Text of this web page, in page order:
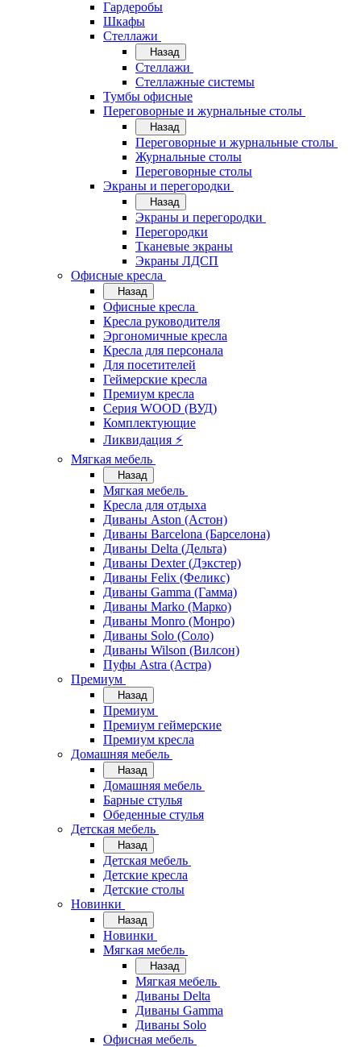
Гардеробы
Шкафы
Стеллажи
Назад
Стеллажи
Стеллажные системы
Тумбы офисные
Переговорные и журнальные столы
Назад
Переговорные и журнальные столы
Журнальные столы
Переговорные столы
Экраны и перегородки
Назад
Экраны и перегородки
Перегородки
Тканевые экраны
Экраны ЛДСП
Офисные кресла
Назад
Офисные кресла
Кресла руководителя
Эргономичные кресла
Кресла для персонала
Для посетителей
Геймерские кресла
Премиум кресла
Серия WOOD (ВУД)
Комплектующие
Ликвидация ⚡
Мягкая мебель
Назад
Мягкая мебель
Кресла для отдыха
Диваны Aston (Астон)
Диваны Barcelona (Барселона)
Диваны Delta (Дельта)
Диваны Dexter (Дэкстер)
Диваны Felix (Феликс)
Диваны Gamma (Гамма)
Диваны Marko (Марко)
Диваны Monro (Монро)
Диваны Solo (Соло)
Диваны Wilson (Вилсон)
Пуфы Astra (Астра)
Премиум
Назад
Премиум
Премиум геймерские
Премиум кресла
Домашняя мебель
Назад
Домашняя мебель
Барные стулья
Обеденные стулья
Детская мебель
Назад
Детская мебель
Детские кресла
Детские столы
Новинки
Назад
Новинки
Мягкая мебель
Назад
Мягкая мебель
Диваны Delta
Диваны Gamma
Диваны Solo
Офисная мебель